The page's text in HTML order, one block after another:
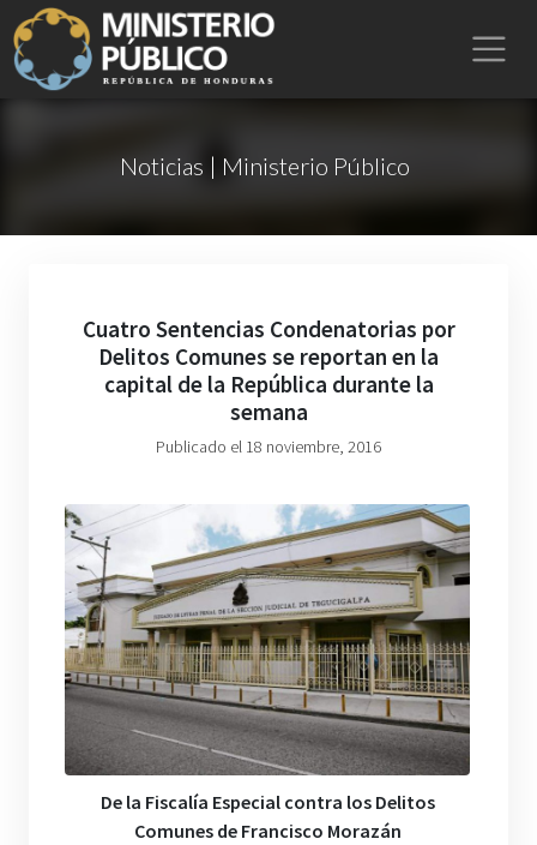
Noticias | Ministerio Público
Cuatro Sentencias Condenatorias por
Delitos Comunes se reportan en la
capital de la República durante la
semana
Publicado el 18 noviembre, 2016
De la Fiscalía Especial contra los Delitos
Comunes de Francisco Morazán